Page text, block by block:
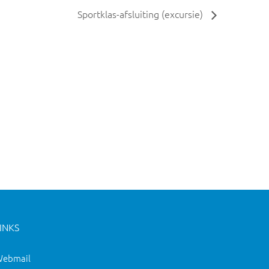
Sportklas-afsluiting (excursie)